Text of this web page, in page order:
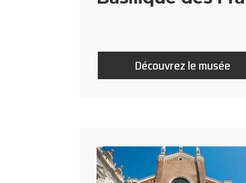
Découvrez le musée